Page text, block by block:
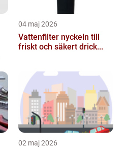
04 maj 2026
Vattenfilter nyckeln till
friskt och säkert drick...
02 maj 2026